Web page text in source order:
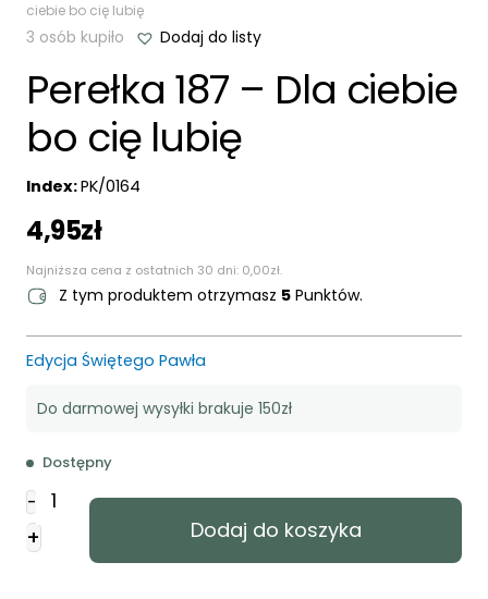
ciebie bo cię lubię
3 osób kupiło Dodaj do listy
Perełka 187 – Dla ciebie
bo cię lubię
Index:PK/0164
4,95zł
Najniższa cena z ostatnich 30 dni: 0,00zł.
Z tym produktem otrzymasz 5 Punktów.
Edycja Świętego Pawła
Do darmowej wysyłki brakuje 150zł
Dostępny
-
ilość
Perełka
187
+ Dodaj do koszyka